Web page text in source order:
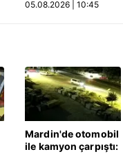
05.08.2026 | 10:45
Mardin'de otomobil
ile kamyon çarpıştı: